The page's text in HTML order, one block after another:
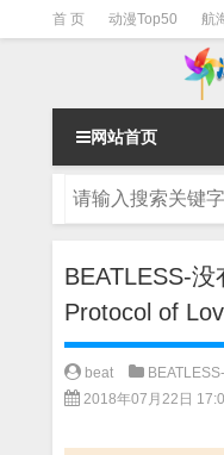
首 页 动漫Top50 航
一拳超人
网站首页
BEATLESS-
Protocol of
beat
2018年07月22日